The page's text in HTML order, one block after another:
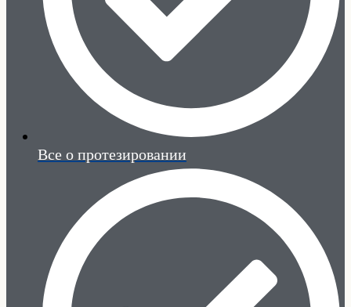
Все о протезировании